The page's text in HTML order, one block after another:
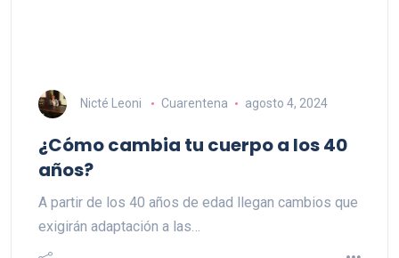
Nicté Leoni Cuarentena agosto 4, 2024
¿Cómo cambia tu cuerpo a los 40
años?
A partir de los 40 años de edad llegan cambios que
exigirán adaptación a las…